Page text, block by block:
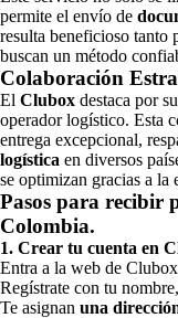
permite el envío de
resulta beneficioso tanto
buscan un método
Colaboración
El Clubox destaca por
operador logístico. Esta
entrega excepcional,
logística en diversos
se optimizan gracias a
Pasos para recibir
Colombia.
1. Crear tu cuenta en
Entra a la web de
Regístrate con tu
Te asignan una